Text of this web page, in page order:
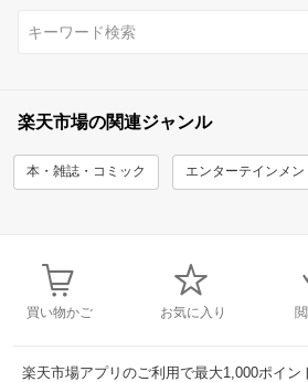
楽天市場の関連ジャンル
本・雑誌・コミック エンターテインメン
買い物かご お気に入り
楽天市場アプリのご利用で最大1,000ポイン